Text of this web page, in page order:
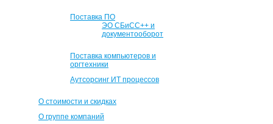
Поставка ПО
ЭО СБиСС++ и
документооборот
Поставка компьютеров и
оргтехники
Аутсорсинг ИТ процессов
О стоимости и скидках
О группе компаний